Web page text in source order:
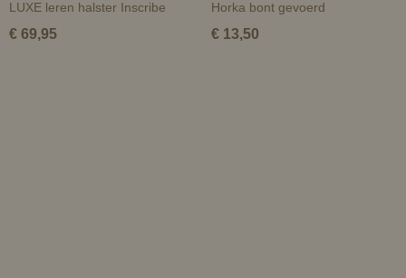
LUXE leren halster Inscribe
€ 69,95
Horka bont gevoerd
€ 13,50